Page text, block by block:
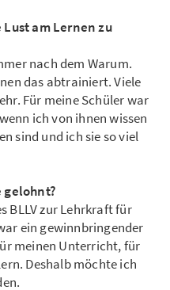
am Lernen zu
nach dem Warum.
das abtrainiert. Viele
Für meine Schüler war
ich von ihnen wissen
sind und ich sie so viel
gelohnt?
BLLV zur Lehrkraft für
ein gewinnbringender
meinen Unterricht, für
Deshalb möchte ich